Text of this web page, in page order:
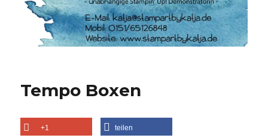
Tempo Boxen
+1 teilen